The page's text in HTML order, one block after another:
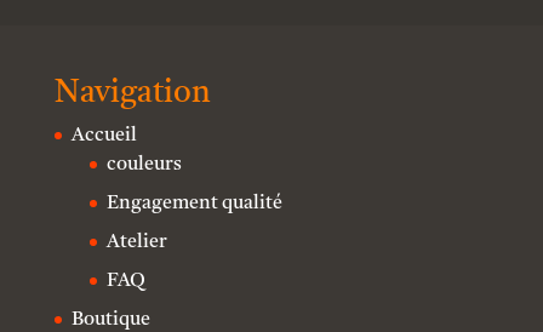
Navigation
Accueil
couleurs
Engagement qualité
Atelier
FAQ
Boutique